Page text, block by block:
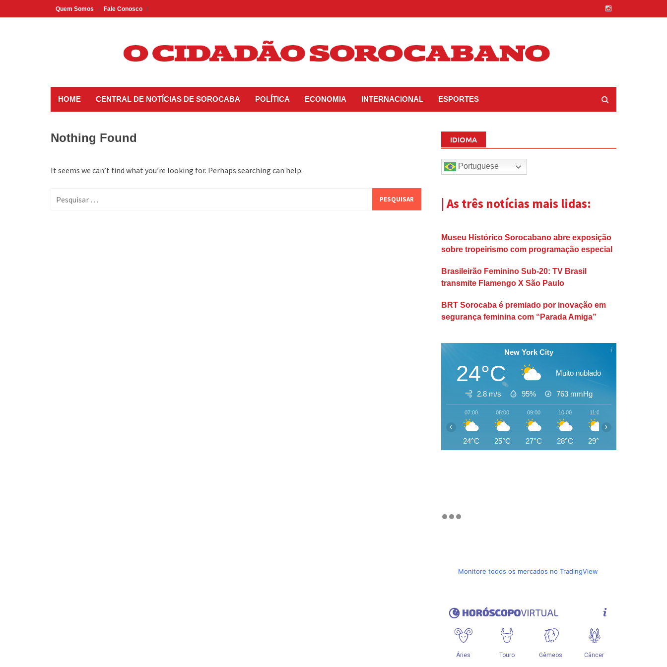
to
Quem Somos Fale Conosco
HOME CENTRAL DE NOTÍCIAS DE SOROCABA POLÍTICA ECONOMIA INTERNACIONAL ESPORTES
Nothing Found
It seems we can’t find what you’re looking for. Perhaps searching can help.
por:
IDIOMA
Portuguese
| As três notícias mais lidas:
Museu Histórico Sorocabano abre exposição
sobre tropeirismo com programação especial
Brasileirão Feminino Sub-20: TV Brasil
transmite Flamengo X São Paulo
BRT Sorocaba é premiado por inovação em
segurança feminina com “Parada Amiga”
New York City
24°C Muito nublado
2.8 m/s 95% 763 mmHg
07:00
24°C
08:00
25°C
09:00
27°C
10:00
28°C
11:00
29°C
‹ ›
Monitore todos os mercados no TradingView